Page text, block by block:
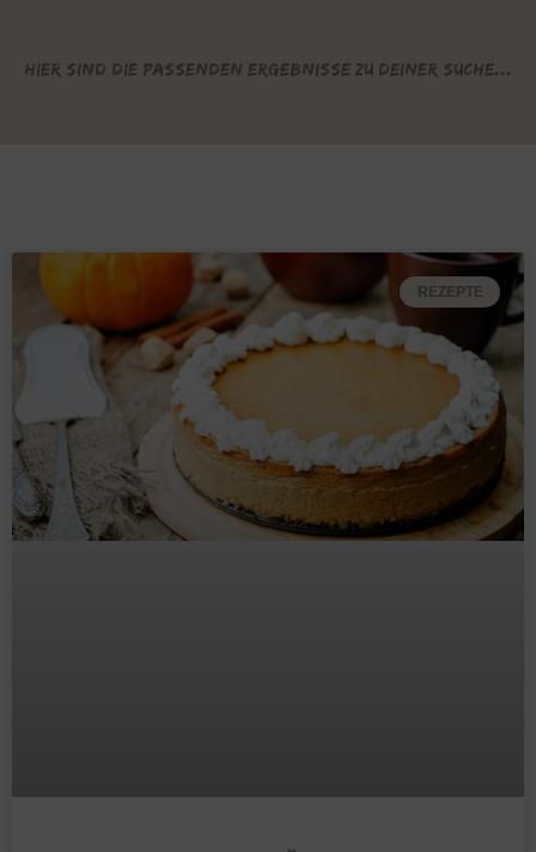
Hier sind die passenden Ergebnisse zu deiner Suche...
REZEPTE